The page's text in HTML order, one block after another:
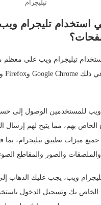
تيليجرام
استخدام تليجرام
تيليجرام ويب على معظم
ويب للمستخدمين الوصول إلى
بهم، مما يتيح لهم إرسال
ميزات تطبيق تيليجرام،
والصور والمقاطع
الخاص بك وتسجيل الدخول